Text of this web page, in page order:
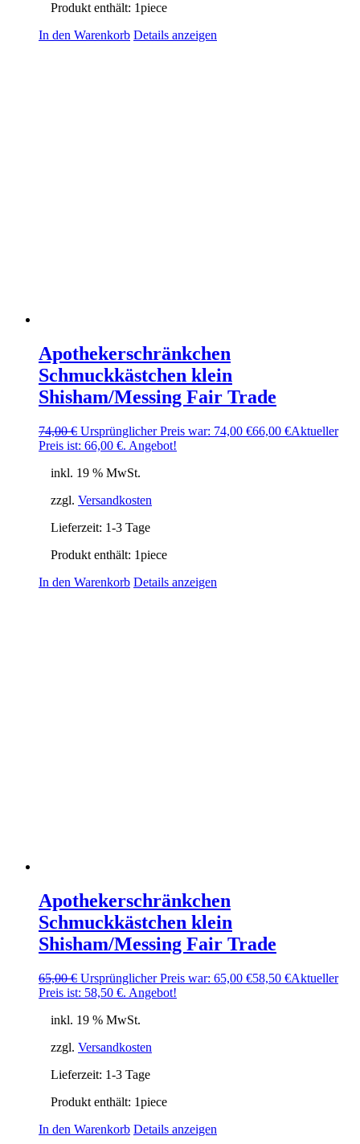
Produkt enthält: 1piece
In den Warenkorb Details anzeigen
Apothekerschränkchen
Schmuckkästchen klein
Shisham/Messing Fair Trade
74,00€ Ursprünglicher Preis war: 74,00 €66,00 €Aktueller
Preis ist: 66,00 €. Angebot!
inkl. 19 % MwSt.
zzgl. Versandkosten
Lieferzeit: 1-3 Tage
Produkt enthält: 1piece
In den Warenkorb Details anzeigen
Apothekerschränkchen
Schmuckkästchen klein
Shisham/Messing Fair Trade
65,00€ Ursprünglicher Preis war: 65,00 €58,50 €Aktueller
Preis ist: 58,50 €. Angebot!
inkl. 19 % MwSt.
zzgl. Versandkosten
Lieferzeit: 1-3 Tage
Produkt enthält: 1piece
In den Warenkorb Details anzeigen